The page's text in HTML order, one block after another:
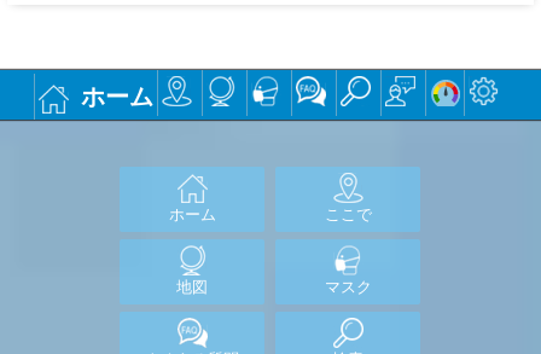
ホーム
ホーム ここで
地図 マスク